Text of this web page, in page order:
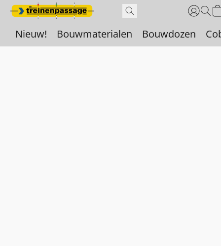
Nieuw! Bouwmaterialen Bouwdozen